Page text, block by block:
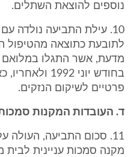
נוספים להוצאת השתלים.
10. עילת התביעה נולדה
לתובעת כתוצאה מהטיפול
מדעת, אשר התגלו
בחודש יוני
פרטיים לשיקום הנזקים.
ד. העובדות המקנות
11. סכום התביעה, העולה
מקנה סמכות עניינית